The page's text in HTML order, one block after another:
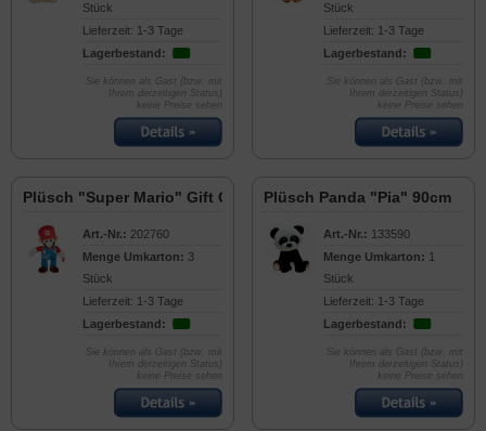
Stück
Lieferzeit: 1-3 Tage
Lagerbestand:
Sie können als Gast (bzw. mit
Ihrem derzeitigen Status)
keine Preise sehen
Stück
Lieferzeit: 1-3 Tage
Lagerbestand:
Sie können als Gast (bzw. mit
Ihrem derzeitigen Status)
keine Preise sehen
Plüsch "Super Mario" Gift Quality 90cm
Art.-Nr.: 202760
Menge Umkarton: 3
Stück
Lieferzeit: 1-3 Tage
Lagerbestand:
Sie können als Gast (bzw. mit
Ihrem derzeitigen Status)
keine Preise sehen
Plüsch Panda "Pia" 90cm
Art.-Nr.: 133590
Menge Umkarton: 1
Stück
Lieferzeit: 1-3 Tage
Lagerbestand:
Sie können als Gast (bzw. mit
Ihrem derzeitigen Status)
keine Preise sehen